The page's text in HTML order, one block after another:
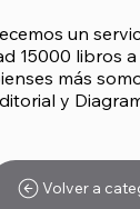
un
15000 libros
más
y
Volver a